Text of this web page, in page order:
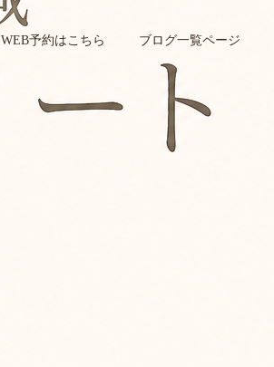
WEB予約はこちら ブログ一覧ページ